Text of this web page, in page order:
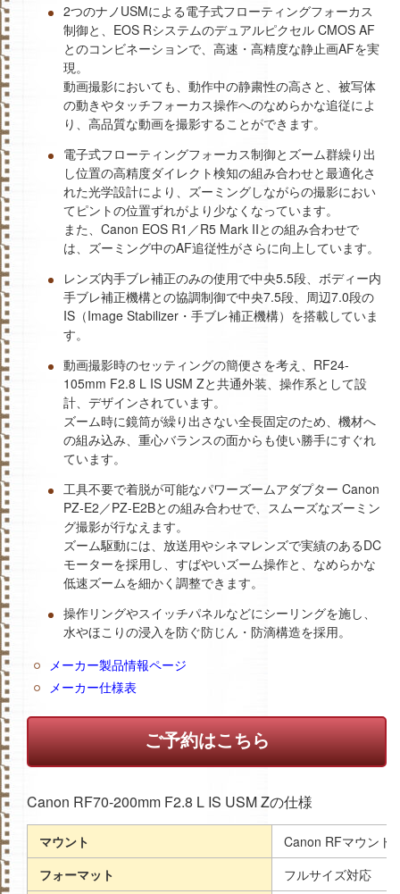
2つのナノUSMによる電子式フローティングフォーカス
制御と、EOS Rシステムのデュアルピクセル CMOS AF
とのコンビネーションで、高速・高精度な静止画AFを実
現。
動画撮影においても、動作中の静粛性の高さと、被写体
の動きやタッチフォーカス操作へのなめらかな追従によ
り、高品質な動画を撮影することができます。
電子式フローティングフォーカス制御とズーム群繰り出
し位置の高精度ダイレクト検知の組み合わせと最適化さ
れた光学設計により、ズーミングしながらの撮影におい
てピントの位置ずれがより少なくなっています。
また、Canon EOS R1／R5 Mark IIとの組み合わせで
は、ズーミング中のAF追従性がさらに向上しています。
レンズ内手ブレ補正のみの使用で中央5.5段、ボディー内
手ブレ補正機構との協調制御で中央7.5段、周辺7.0段の
IS（Image Stabilizer・手ブレ補正機構）を搭載していま
す。
動画撮影時のセッティングの簡便さを考え、RF24-
105mm F2.8 L IS USM Zと共通外装、操作系として設
計、デザインされています。
ズーム時に鏡筒が繰り出さない全長固定のため、機材へ
の組み込み、重心バランスの面からも使い勝手にすぐれ
ています。
工具不要で着脱が可能なパワーズームアダプター Canon
PZ-E2／PZ-E2Bとの組み合わせで、スムーズなズーミン
グ撮影が行なえます。
ズーム駆動には、放送用やシネマレンズで実績のあるDC
モーターを採用し、すばやいズーム操作と、なめらかな
低速ズームを細かく調整できます。
操作リングやスイッチパネルなどにシーリングを施し、
水やほこりの浸入を防ぐ防じん・防滴構造を採用。
メーカー製品情報ページ
メーカー仕様表
ご予約はこちら
Canon RF70-200mm F2.8 L IS USM Zの仕様
マウント
Canon RFマウント
フォーマット
フルサイズ対応